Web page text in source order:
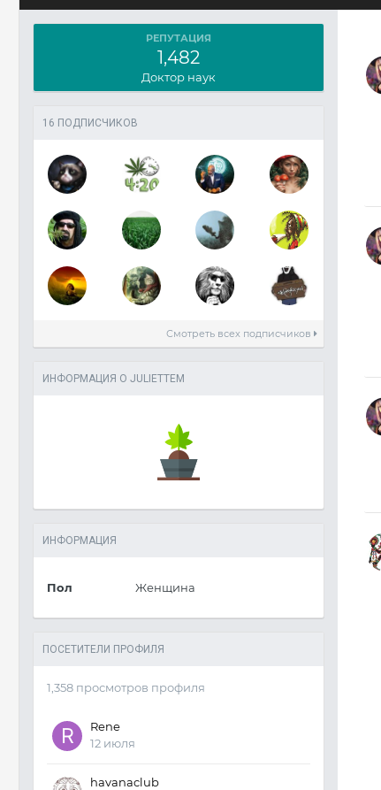
РЕПУТАЦИЯ
1,482
Доктор наук
16 ПОДПИСЧИКОВ
Смотреть всех подписчиков
ИНФОРМАЦИЯ О JULIETTEM
ИНФОРМАЦИЯ
Пол Женщина
ПОСЕТИТЕЛИ ПРОФИЛЯ
1,358 просмотров профиля
Rene
12 июля
havanaclub